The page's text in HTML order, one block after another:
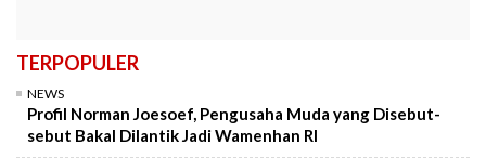
TERPOPULER
NEWS
Profil Norman Joesoef, Pengusaha Muda yang Disebut-
sebut Bakal Dilantik Jadi Wamenhan RI